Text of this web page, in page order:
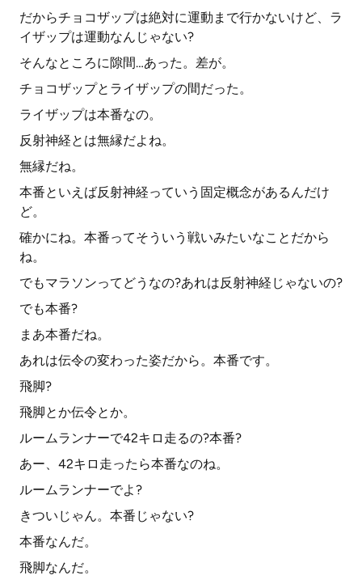
だからチョコザップは絶対に運動まで行かないけど、ラ
イザップは運動なんじゃない?
そんなところに隙間…あった。差が。
チョコザップとライザップの間だった。
ライザップは本番なの。
反射神経とは無縁だよね。
無縁だね。
本番といえば反射神経っていう固定概念があるんだけ
ど。
確かにね。本番ってそういう戦いみたいなことだから
ね。
でもマラソンってどうなの?あれは反射神経じゃないの?
でも本番?
まあ本番だね。
あれは伝令の変わった姿だから。本番です。
飛脚?
飛脚とか伝令とか。
ルームランナーで42キロ走るの?本番?
あー、42キロ走ったら本番なのね。
ルームランナーでよ?
きついじゃん。本番じゃない?
本番なんだ。
飛脚なんだ。